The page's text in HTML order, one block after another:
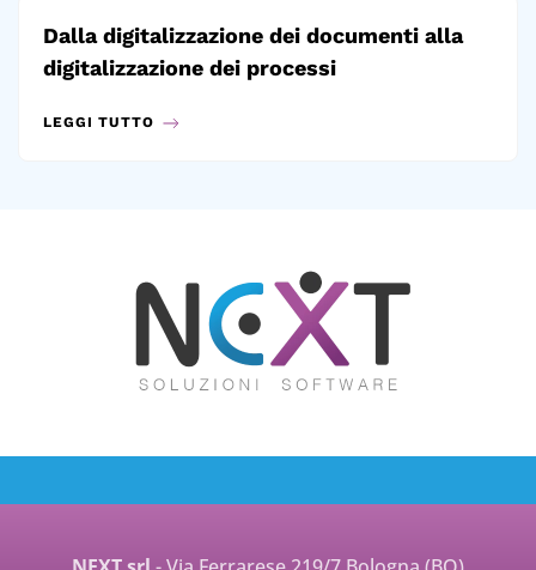
Dalla digitalizzazione dei documenti alla
digitalizzazione dei processi
LEGGI TUTTO